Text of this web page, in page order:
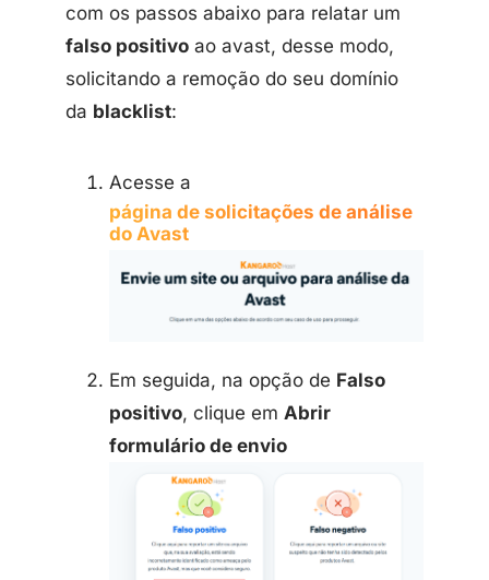
com os passos abaixo para relatar um
falso positivo ao avast, desse modo,
solicitando a remoção do seu domínio
da blacklist:
Acesse a
página de solicitações de análise
do Avast
Em seguida, na opção de Falso
positivo, clique em Abrir
formulário de envio